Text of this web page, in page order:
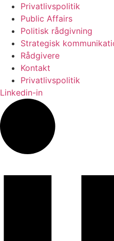
Privatlivspolitik
Public Affairs
Politisk rådgivning
Strategisk
Rådgivere
Kontakt
Privatlivspolitik
Linkedin-in